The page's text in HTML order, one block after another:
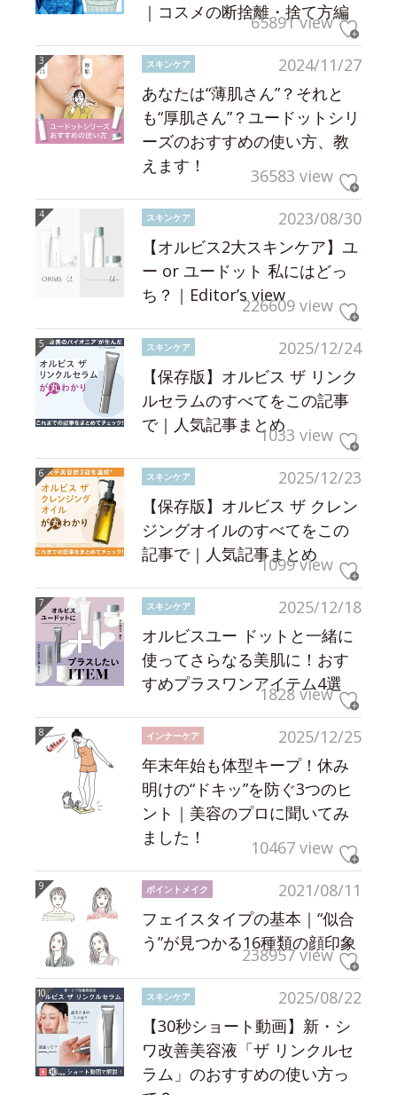
｜コスメの断捨離・捨て方編
65891 view
2024/11/27
スキンケア
あなたは“薄肌さん”？それと
も“厚肌さん”？ユードットシリ
ーズのおすすめの使い方、教
えます！
36583 view
2023/08/30
スキンケア
【オルビス2大スキンケア】ユ
ー or ユードット 私にはどっ
ち？｜Editor’s view226609 view
2025/12/24
スキンケア
【保存版】オルビス ザ リンク
ルセラムのすべてをこの記事
で｜人気記事まとめ1033 view
2025/12/23
スキンケア
【保存版】オルビス ザ クレン
ジングオイルのすべてをこの
記事で｜人気記事まとめ
1099 view
2025/12/18
スキンケア
オルビスユー ドットと一緒に
使ってさらなる美肌に！おす
すめプラスワンアイテム4選
1828 view
2025/12/25
インナーケア
年末年始も体型キープ！休み
明けの“ドキッ”を防ぐ3つのヒ
ント｜美容のプロに聞いてみ
ました！
10467 view
2021/08/11
ポイントメイク
フェイスタイプの基本｜“似合
う”が見つかる16種類の顔印象
238957 view
2025/08/22
スキンケア
【30秒ショート動画】新・シ
ワ改善美容液「ザ リンクルセ
ラム」のおすすめの使い方っ